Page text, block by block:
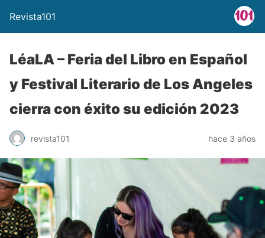
Revista101
LéaLA – Feria del Libro en Español
y Festival Literario de Los Angeles
cierra con éxito su edición 2023
revista101 hace 3 años